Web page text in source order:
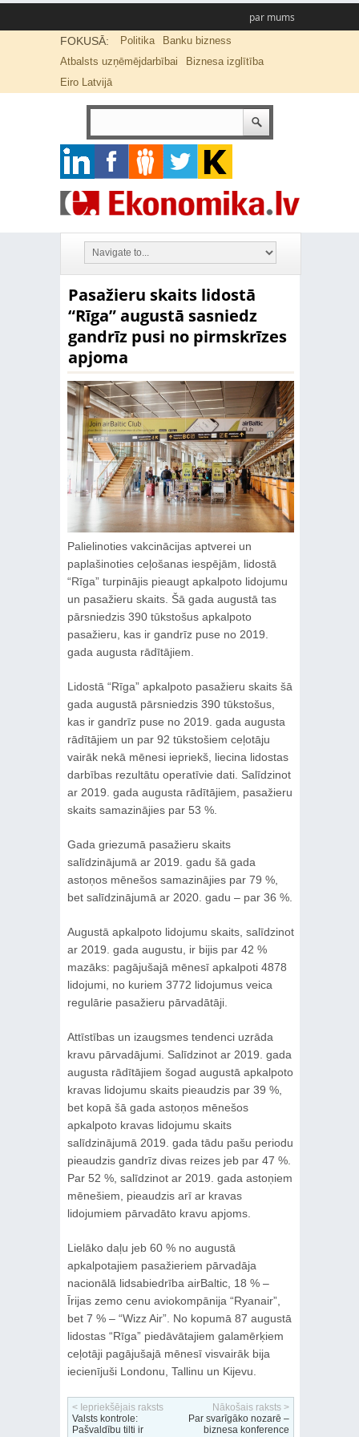
par mums
FOKUSĀ: Politika
Banku bizness
Atbalsts uzņēmējdarbībai
Biznesa izglītība
Eiro Latvijā
Pasažieru skaits lidostā
“Rīga” augustā sasniedz
gandrīz pusi no pirmskrīzes
apjoma
Palielinoties vakcinācijas aptverei un
paplašinoties ceļošanas iespējām, lidostā
“Rīga” turpinājis pieaugt apkalpoto lidojumu
un pasažieru skaits. Šā gada augustā tas
pārsniedzis 390 tūkstošus apkalpoto
pasažieru, kas ir gandrīz puse no 2019.
gada augusta rādītājiem.
Lidostā “Rīga” apkalpoto pasažieru skaits šā
gada augustā pārsniedzis 390 tūkstošus,
kas ir gandrīz puse no 2019. gada augusta
rādītājiem un par 92 tūkstošiem ceļotāju
vairāk nekā mēnesi iepriekš, liecina lidostas
darbības rezultātu operatīvie dati. Salīdzinot
ar 2019. gada augusta rādītājiem, pasažieru
skaits samazinājies par 53 %.
Gada griezumā pasažieru skaits
salīdzinājumā ar 2019. gadu šā gada
astoņos mēnešos samazinājies par 79 %,
bet salīdzinājumā ar 2020. gadu – par 36 %.
Augustā apkalpoto lidojumu skaits, salīdzinot
ar 2019. gada augustu, ir bijis par 42 %
mazāks: pagājušajā mēnesī apkalpoti 4878
lidojumi, no kuriem 3772 lidojumus veica
regulārie pasažieru pārvadātāji.
Attīstības un izaugsmes tendenci uzrāda
kravu pārvadājumi. Salīdzinot ar 2019. gada
augusta rādītājiem šogad augustā apkalpoto
kravas lidojumu skaits pieaudzis par 39 %,
bet kopā šā gada astoņos mēnešos
apkalpoto kravas lidojumu skaits
salīdzinājumā 2019. gada tādu pašu periodu
pieaudzis gandrīz divas reizes jeb par 47 %.
Par 52 %, salīdzinot ar 2019. gada astoņiem
mēnešiem, pieaudzis arī ar kravas
lidojumiem pārvadāto kravu apjoms.
Lielāko daļu jeb 60 % no augustā
apkalpotajiem pasažieriem pārvadāja
nacionālā lidsabiedrība airBaltic, 18 % –
Īrijas zemo cenu aviokompānija “Ryanair”,
bet 7 % – “Wizz Air”. No kopumā 87 augustā
lidostas “Rīga” piedāvātajiem galamērķiem
ceļotāji pagājušajā mēnesī visvairāk bija
iecienījuši Londonu, Tallinu un Kijevu.
< Iepriekšējais raksts
Valsts kontrole:
Pašvaldību tilti ir
Nākošais raksts >
Par svarīgāko nozarē –
biznesa konference